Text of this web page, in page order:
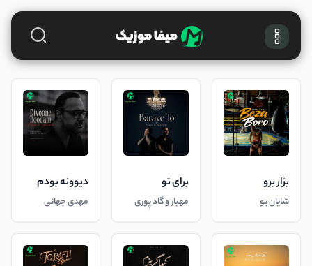
بزار برو
شایان یو
برای تو
مهیار و گاد پوری
دیوونه بودم
مهدی جهانی